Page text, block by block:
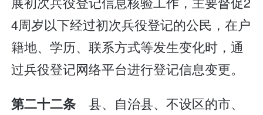
4周岁以下经过初次兵役登记的公民，在户
籍地、学历、联系方式等发生变化时，通
过兵役登记网络平台进行登记信息变更。
第二十二条 县、自治县、不设区的市、